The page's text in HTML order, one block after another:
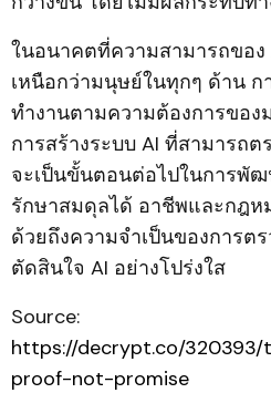
ในอนาคตที่ความสามารถของ
เหนือกว่ามนุษย์ในทุกๆ ด้าน ก
ทำงานตามความต้องการขอ
การสร้างระบบ AI ที่สามารถ
จะเป็นขั้นตอนต่อไปในการพัฒ
รักษาสมดุลได้ อาชีพและกฎ
ด้วยถึงความจำเป็นของการต
ตัดสินใจ AI อย่างโปร่งใส
Source:
https://decrypt.co/
proof-not-promise